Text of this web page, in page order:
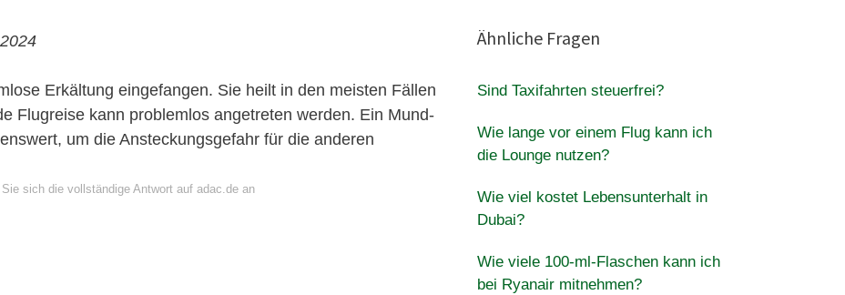
Erkältung eingefangen. Sie heilt in den meisten Fällen
Flugreise kann problemlos angetreten werden. Ein Mund-
um die Ansteckungsgefahr für die anderen
Sie sich die vollständige Antwort auf adac.de an
Ähnliche Fragen
Sind Taxifahrten steuerfrei?
Wie lange vor einem Flug kann ich
die Lounge nutzen?
Wie viel kostet Lebensunterhalt in
Dubai?
Wie viele 100-ml-Flaschen kann ich
bei Ryanair mitnehmen?